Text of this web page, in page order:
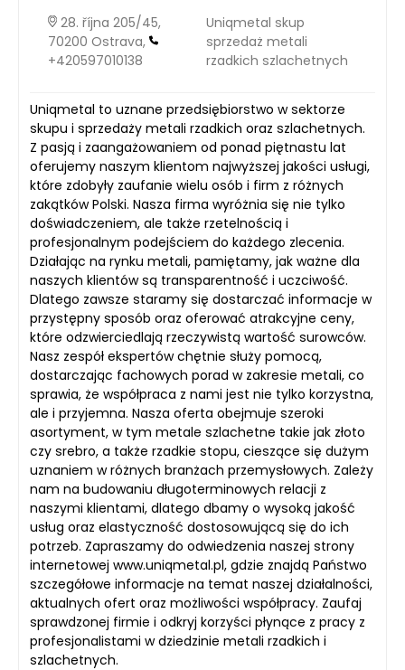
28. října 205/45,
70200 Ostrava,
+420597010138
Uniqmetal skup
sprzedaż metali
rzadkich szlachetnych
Uniqmetal to uznane przedsiębiorstwo w sektorze
skupu i sprzedaży metali rzadkich oraz szlachetnych.
Z pasją i zaangażowaniem od ponad piętnastu lat
oferujemy naszym klientom najwyższej jakości usługi,
które zdobyły zaufanie wielu osób i firm z różnych
zakątków Polski. Nasza firma wyróżnia się nie tylko
doświadczeniem, ale także rzetelnością i
profesjonalnym podejściem do każdego zlecenia.
Działając na rynku metali, pamiętamy, jak ważne dla
naszych klientów są transparentność i uczciwość.
Dlatego zawsze staramy się dostarczać informacje w
przystępny sposób oraz oferować atrakcyjne ceny,
które odzwierciedlają rzeczywistą wartość surowców.
Nasz zespół ekspertów chętnie służy pomocą,
dostarczając fachowych porad w zakresie metali, co
sprawia, że współpraca z nami jest nie tylko korzystna,
ale i przyjemna. Nasza oferta obejmuje szeroki
asortyment, w tym metale szlachetne takie jak złoto
czy srebro, a także rzadkie stopu, cieszące się dużym
uznaniem w różnych branżach przemysłowych. Zależy
nam na budowaniu długoterminowych relacji z
naszymi klientami, dlatego dbamy o wysoką jakość
usług oraz elastyczność dostosowującą się do ich
potrzeb. Zapraszamy do odwiedzenia naszej strony
internetowej www.uniqmetal.pl, gdzie znajdą Państwo
szczegółowe informacje na temat naszej działalności,
aktualnych ofert oraz możliwości współpracy. Zaufaj
sprawdzonej firmie i odkryj korzyści płynące z pracy z
profesjonalistami w dziedzinie metali rzadkich i
szlachetnych.